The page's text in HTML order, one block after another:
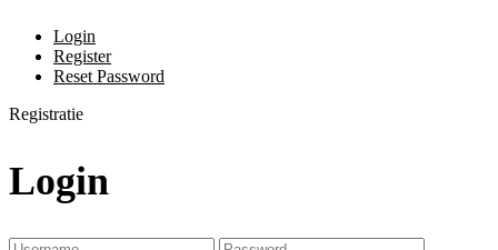
Login
Register
Reset Password
Registratie
Login